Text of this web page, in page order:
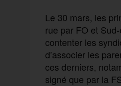
Le 30 mars, les
rue par FO et
contenter les
d’associer les
ces derniers,
signé que par la